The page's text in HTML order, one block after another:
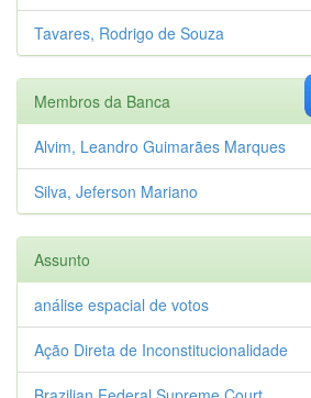
Tavares, Rodrigo de Souza
Membros da Banca
Alvim, Leandro Guimarães Marques
Silva, Jeferson Mariano
Assunto
análise espacial de votos
Ação Direta de Inconstitucionalidade